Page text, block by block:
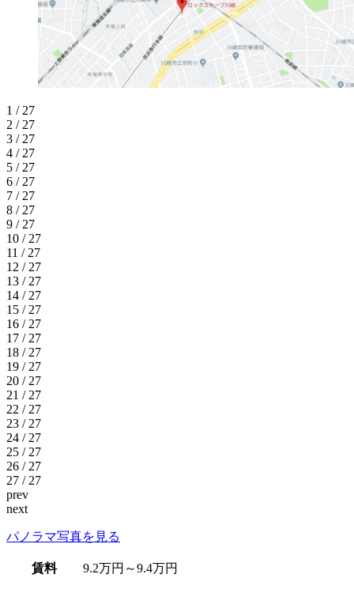
1 / 27
2 / 27
3 / 27
4 / 27
5 / 27
6 / 27
7 / 27
8 / 27
9 / 27
10 / 27
11 / 27
12 / 27
13 / 27
14 / 27
15 / 27
16 / 27
17 / 27
18 / 27
19 / 27
20 / 27
21 / 27
22 / 27
23 / 27
24 / 27
25 / 27
26 / 27
27 / 27
prev
next
パノラマ写真を見る
賃料 9.2万円～9.4万円